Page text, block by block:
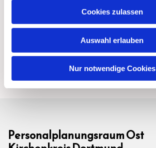
Cookies zulassen
Auswahl erlauben
Nur notwendige Cookies
Personalplanungsraum Ost